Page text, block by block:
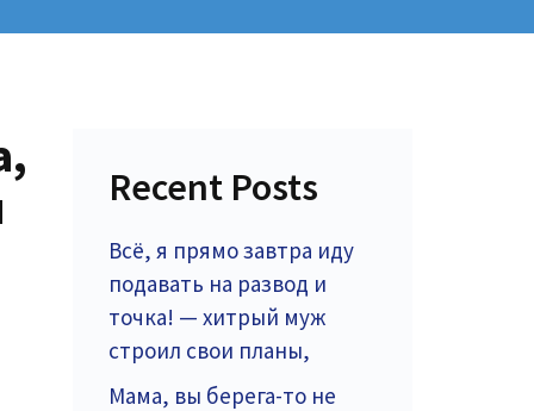
Recent Posts
Всё, я прямо завтра иду
подавать на развод и
точка! — хитрый муж
строил свои планы,
Мама, вы берега-то не